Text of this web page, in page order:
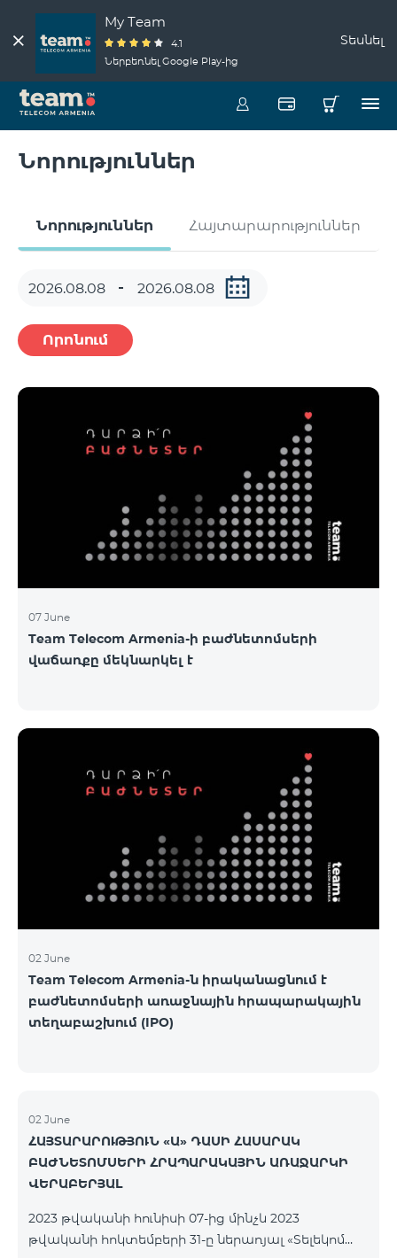
My Team
4.1
Ներբեռնել Google Play-ից
Տեսնել
Նորություններ
Նորություններ Հայտարարություններ
Որոնում
07 June
Team Telecom Armenia-ի բաժնետոմսերի
վաճառքը մեկնարկել է
02 June
Team Telecom Armenia-ն իրականացնում է
բաժնետոմսերի առաջնային հրապարակային
տեղաբաշխում (IPO)
02 June
ՀԱՅՏԱՐԱՐՈՒԹՅՈՒՆ «Ա» ԴԱՍԻ ՀԱՍԱՐԱԿ
ԲԱԺՆԵՏՈՄՍԵՐԻ ՀՐԱՊԱՐԱԿԱՅԻՆ ԱՌԱՋԱՐԿԻ
ՎԵՐԱԲԵՐՅԱԼ
2023 թվականի հունիսի 07-ից մինչև 2023
թվականի հոկտեմբերի 31-ը ներառյալ «Տելեկոմ